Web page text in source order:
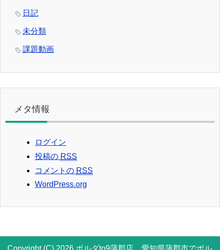
日記
未分類
課題動画
メタ情報
ログイン
投稿の RSS
コメントの RSS
WordPress.org
Copyright (C) 2026 ボルダto9蒲郡店 愛知県蒲郡市でボル